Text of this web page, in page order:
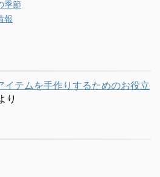
季節
報
イテムを手作りするためのお役立
り